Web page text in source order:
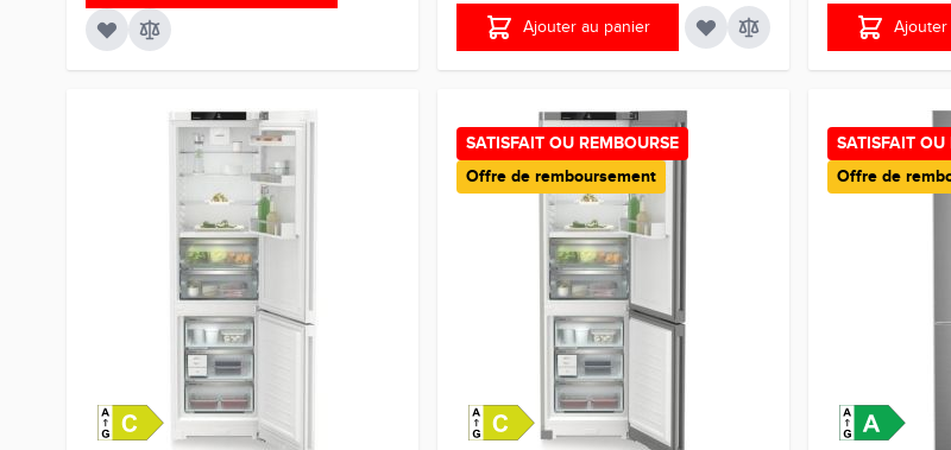
Ajouter au panier
SATISFAIT OU REMBOURSE
Offre de remboursement
SATISFAIT OU
Offre de